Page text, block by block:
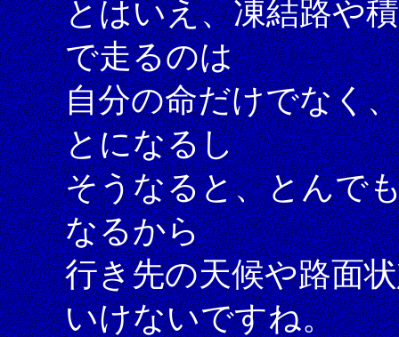
とはいえ、凍結路や
で走るのは
自分の命だけでなく
とになるし
そうなると、とんで
なるから
行き先の天候や路面
いけないですね。